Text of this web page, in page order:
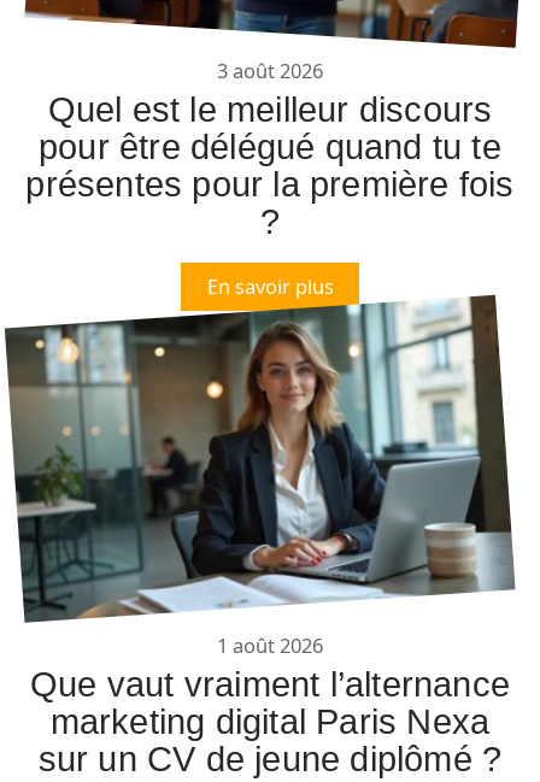
3 août 2026
Quel est le meilleur discours
pour être délégué quand tu te
présentes pour la première fois
?
En savoir plus
1 août 2026
Que vaut vraiment l’alternance
marketing digital Paris Nexa
sur un CV de jeune diplômé ?